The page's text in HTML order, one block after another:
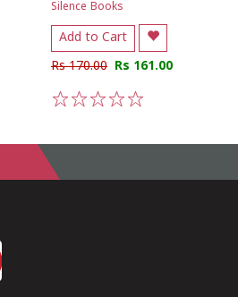
Silence Books
Add to Cart
Rs 170.00 Rs 161.00